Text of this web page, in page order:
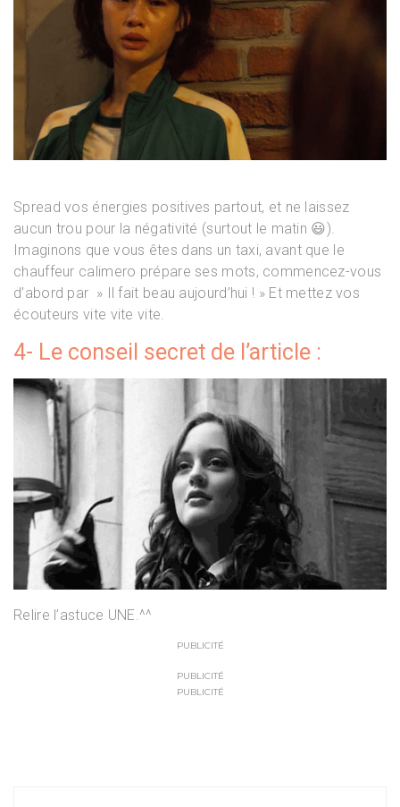
Spread vos énergies positives partout, et ne laissez
aucun trou pour la négativité (surtout le matin 😃).
Imaginons que vous êtes dans un taxi, avant que le
chauffeur calimero prépare ses mots, commencez-vous
d’abord par » Il fait beau aujourd’hui ! » Et mettez vos
écouteurs vite vite vite.
4- Le conseil secret de l’article :
Relire l’astuce UNE.^^
PUBLICITÉ
PUBLICITÉ
PUBLICITÉ